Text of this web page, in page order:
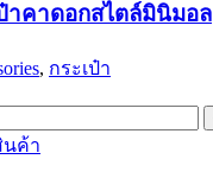
ล์าคาดอกสไตล์มินิมอล
, กระเป๋า
เป๋า
นค้า
product